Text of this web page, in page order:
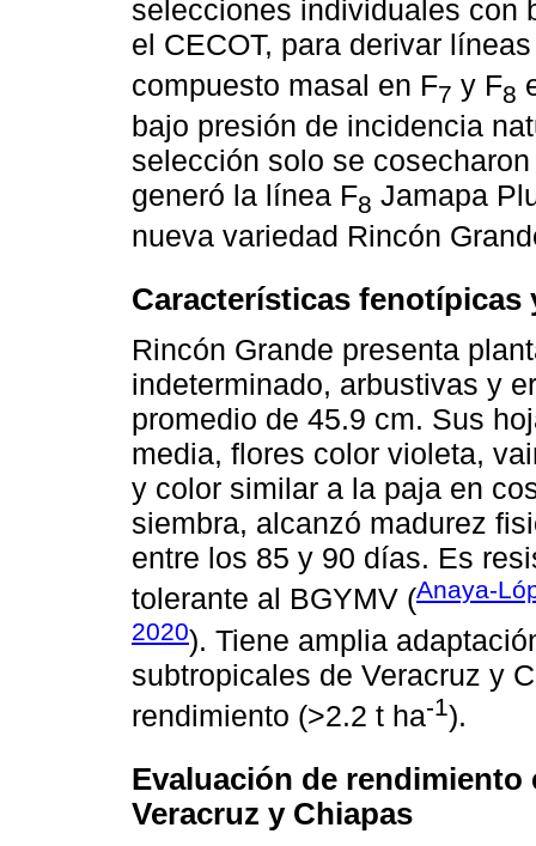
selecciones individuales con
el CECOT, para derivar
compuesto masal en F7 y F8
bajo presión de incidencia
selección solo se
generó la línea F8 Jamapa
nueva variedad Rincón
Características fenotípicas
Rincón Grande presenta
indeterminado, arbustivas y
promedio de 45.9 cm. Sus
media, flores color violeta,
y color similar a la paja en
siembra, alcanzó madurez
entre los 85 y 90 días. Es
tolerante al BGYMV (Anaya-
2020). Tiene amplia
subtropicales de Veracruz y
rendimiento (>2.2 t ha-1).
Evaluación de
Veracruz y Chiapas